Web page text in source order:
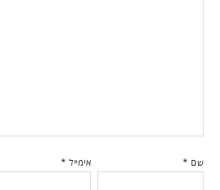
שם * אימייל *